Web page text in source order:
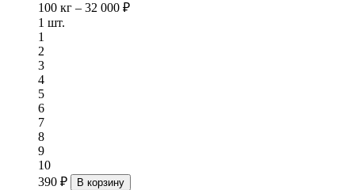
100 кг – 32 000 ₽
1 шт.
1
2
3
4
5
6
7
8
9
10
390 ₽
В корзину